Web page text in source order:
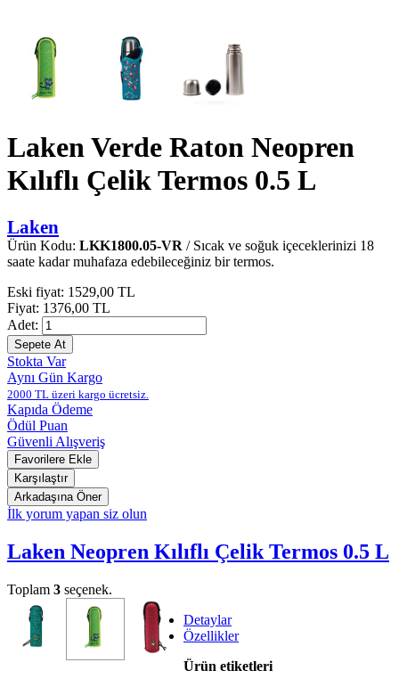
Laken Verde Raton Neopren
Kılıflı Çelik Termos 0.5 L
Laken
Ürün Kodu: LKK1800.05-VR / Sıcak ve soğuk içeceklerinizi 18
saate kadar muhafaza edebileceğiniz bir termos.
Eski fiyat: 1529,00 TL
Fiyat: 1376,00 TL
Adet:
Stokta Var
Aynı Gün Kargo
2000 TL üzeri kargo ücretsiz.
Kapıda Ödeme
Ödül Puan
Güvenli Alışveriş
İlk yorum yapan siz olun
Laken Neopren Kılıflı Çelik Termos 0.5 L
Toplam 3 seçenek.
Detaylar
Özellikler
Ürün etiketleri